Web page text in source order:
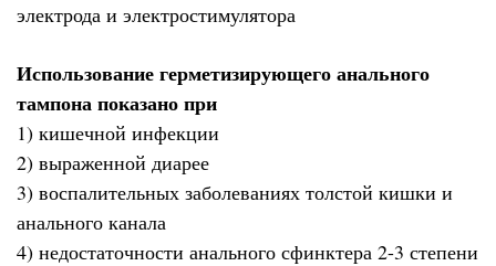
электрода и электростимулятора
Использование герметизирующего анального
тампона показано при
1) кишечной инфекции
2) выраженной диарее
3) воспалительных заболеваниях толстой кишки и
анального канала
4) недостаточности анального сфинктера 2-3 степени